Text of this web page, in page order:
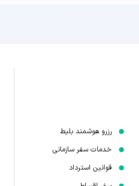
رزرو هوشمند بلیط
خدمات سفر سازمانی
قوانین استرداد